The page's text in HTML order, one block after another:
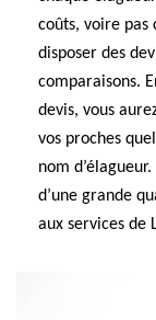
coûts, voire pas
disposer des
comparaisons.
devis, vous
vos proches
nom
d’une grande
aux services de